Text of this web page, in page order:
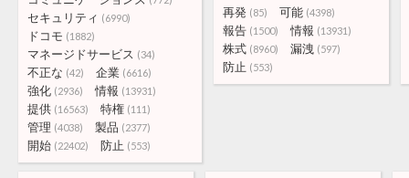
セキュリティ (6990)
ドコモ (1882)
マネージドサービス (34)
不正な (42) 企業 (6616)
強化 (2936) 情報 (13931)
提供 (16563) 特権 (111)
管理 (4038) 製品 (2377)
開始 (22402) 防止 (553)
再発 (85) 可能 (4398)
報告 (1500) 情報 (13931)
株式 (8960) 漏洩 (597)
防止 (553)